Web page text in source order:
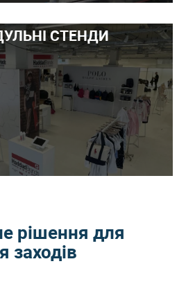
СТЕНДИ
рішення для
заходів